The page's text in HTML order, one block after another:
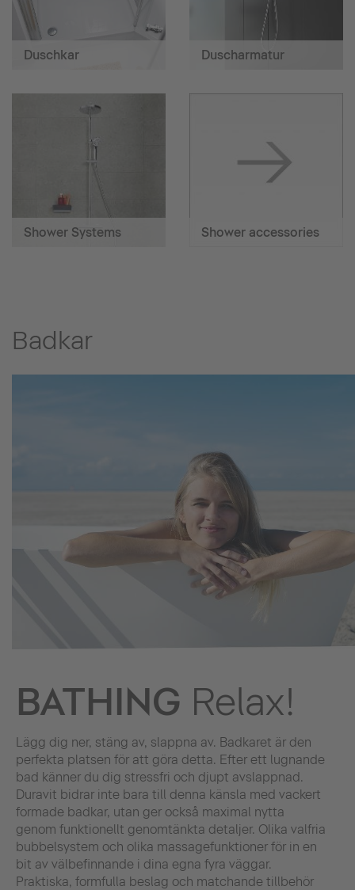
Duschkar Duscharmatur
Shower Systems Shower accessories
Badkar
BATHING Relax!
Lägg dig ner, stäng av, slappna av. Badkaret är den
perfekta platsen för att göra detta. Efter ett lugnande
bad känner du dig stressfri och djupt avslappnad.
Duravit bidrar inte bara till denna känsla med vackert
formade badkar, utan ger också maximal nytta
genom funktionellt genomtänkta detaljer. Olika valfria
bubbelsystem och olika massagefunktioner för in en
bit av välbefinnande i dina egna fyra väggar.
Praktiska, formfulla beslag och matchande tillbehör